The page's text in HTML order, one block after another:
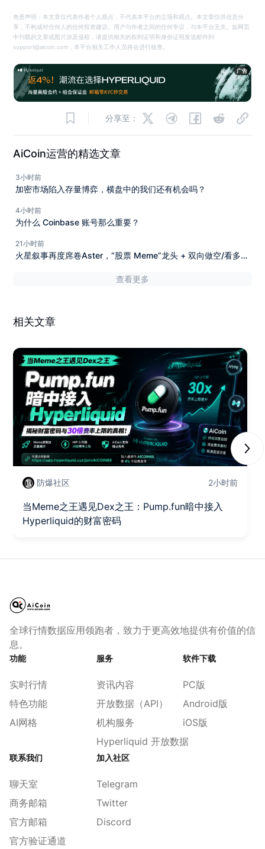
免责声明：本文章仅代表作者个人观点，不代表本平台的立场和观点。本文章仅供信息分
享，不构成对任何人的任何投资建议。用户与作者之间的任何争议，与本平台无关。如网页
中刊载的文章或图片涉及侵权，请提供相关的权利证明和身份证明发送邮件到
support@aicoin.com，本平台相关工作人员将会进行核查。
广告
分享至：
AiCoin运营的精选文章
3小时前
加密市场陷入存量博弈，横盘中的我们还有机会吗？
4小时前
为什么 Coinbase 账号那么重要？
21小时前
火星叙事再度席卷Aster，“股票 Meme”龙头 + 双向做空/看多，
查看更多
相关文章
防爆社区 2小时前
当Meme之王遇见Dex之王：Pump.fun暗中接入
Hyperliquid的财富密码
全球行情数据应用领跑者，致力于更高效地提供有价值的信
息。
功能
实时行情
特色功能
AI网格
服务
资讯内容
开放数据（API）
机构服务
Hyperliquid 开放数据
软件下载
PC版
Android版
iOS版
联系我们
聊天室
商务邮箱
官方邮箱
官方验证通道
加入社区
Telegram
Twitter
Discord